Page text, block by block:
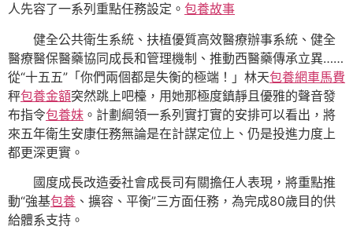
人先容了一系列重點任務設定。 包養故事
健全公共衛生系統、扶植優質高效醫療辦事系統、健全
醫療醫保醫藥協同成長和管理機制、推動西醫藥傳承立異……
從“十五五”「你們兩個都是失衡的極端！」林天包養網車馬費
秤包養金額突然跳上吧檯，用她那極度鎮靜且優雅的聲音發
布指令包養妹 。計劃綱領一系列實打實的安排可以看出，將
來五年衛生安康任務無論是在計謀定位上、仍是投進力度上
都更深更實。
國度成長改造委社會成長司有關擔任人表現，將重點推
動“強基包養 、擴容、平衡”三方面任務，為完成80歲目的供
給體系支持。